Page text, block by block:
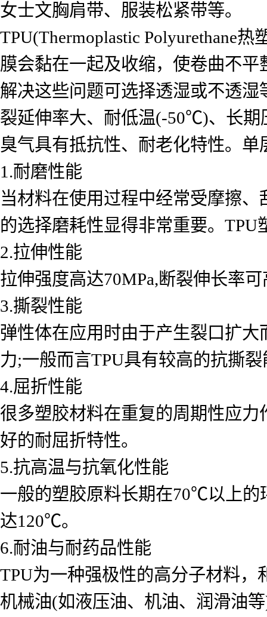
女士文胸肩带、服装松紧带等。
TPU(Thermoplastic Polyurethane
膜会黏在一起及收缩，使卷曲不
解决这些问题可选择透湿或不透
裂延伸率大、耐低温(-50℃)、长期
臭气具有抵抗性、耐老化特性。单
1.耐磨性能
当材料在使用过程中经常受摩擦
的选择磨耗性显得非常重要。
2.拉伸性能
拉伸强度高达70MPa,断裂伸长率可
3.撕裂性能
弹性体在应用时由于产生裂口扩
力;一般而言TPU具有较高的抗撕
4.屈折性能
很多塑胶材料在重复的周期性应
好的耐屈折特性。
5.抗高温与抗氧化性能
一般的塑胶原料长期在70℃以上的
达120℃。
6.耐油与耐药品性能
TPU为一种强极性的高分子材料
机械油(如液压油、机油、润滑油